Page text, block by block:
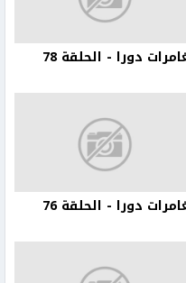
دورا - الحلقة 78
دورا - الحلقة 76